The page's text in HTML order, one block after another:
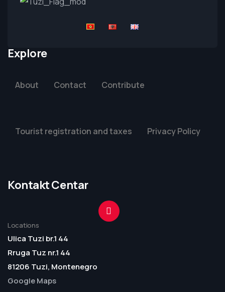
Explore
About Contact Contribute
Tourist registration and taxes Privacy Policy
Kontakt Centar
Locations
Ulica Tuzi br.1 44
Rruga Tuz nr.1 44
81206 Tuzi, Montenegro
Google Maps